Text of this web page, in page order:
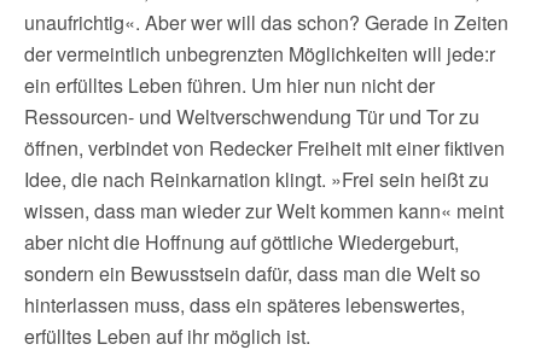
unaufrichtig«. Aber wer will das schon? Gerade in Zeiten
der vermeintlich unbegrenzten Möglichkeiten will jede:r
ein erfülltes Leben führen. Um hier nun nicht der
Ressourcen- und Weltverschwendung Tür und Tor zu
öffnen, verbindet von Redecker Freiheit mit einer fiktiven
Idee, die nach Reinkarnation klingt. »Frei sein heißt zu
wissen, dass man wieder zur Welt kommen kann« meint
aber nicht die Hoffnung auf göttliche Wiedergeburt,
sondern ein Bewusstsein dafür, dass man die Welt so
hinterlassen muss, dass ein späteres lebenswertes,
erfülltes Leben auf ihr möglich ist.